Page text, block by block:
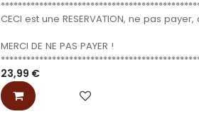
CECI est une RESERVATION, ne pas
MERCI DE NE PAS PAYER !
23,99 €